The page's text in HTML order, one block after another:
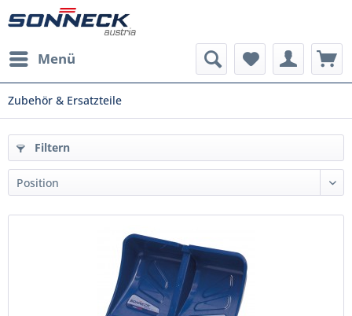
Menü
Zubehör & Ersatzteile
Filtern